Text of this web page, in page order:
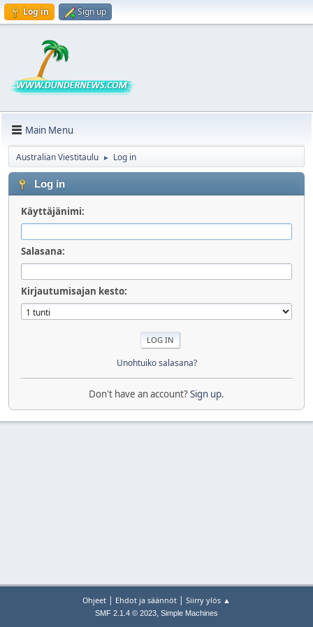
Log in Sign up
Main Menu
Australian Viestitaulu ► Log in
Log in
Käyttäjänimi:
Salasana:
Kirjautumisajan kesto:
Unohtuiko salasana?
Don't have an account?Sign up.
Ohjeet | Ehdot ja säännöt | Siirry ylös ▲
SMF 2.1.4 © 2023, Simple Machines